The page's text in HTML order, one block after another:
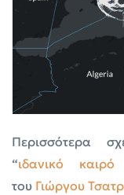
Περισσότερα
“ιδανικό καιρό
του Γιώργου